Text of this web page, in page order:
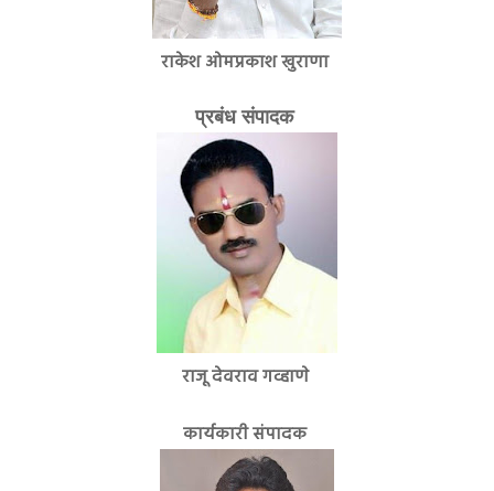
राकेश ओमप्रकाश खुराणा
प्रबंध संपादक
राजू देवराव गव्हाणे
कार्यकारी संपादक